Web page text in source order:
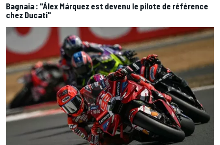
Bagnaia : "Álex Márquez est devenu le pilote de référence
chez Ducati"